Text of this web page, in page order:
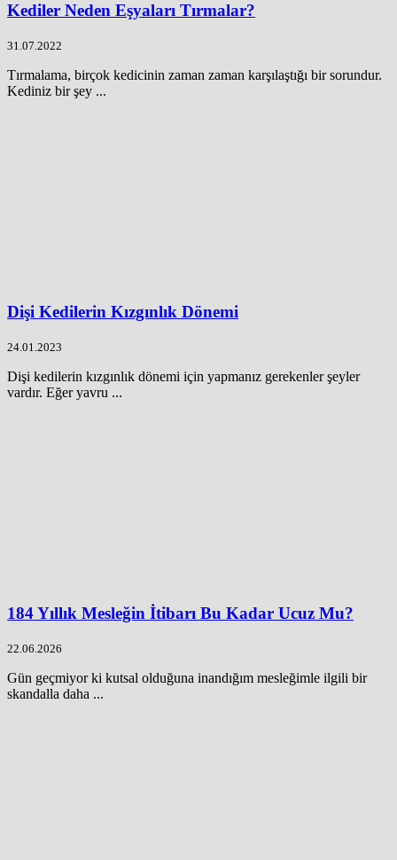
Kediler Neden Eşyaları Tırmalar?
31.07.2022
Tırmalama, birçok kedicinin zaman zaman karşılaştığı bir sorundur.
Kediniz bir şey ...
Dişi Kedilerin Kızgınlık Dönemi
24.01.2023
Dişi kedilerin kızgınlık dönemi için yapmanız gerekenler şeyler
vardır. Eğer yavru ...
184 Yıllık Mesleğin İtibarı Bu Kadar Ucuz Mu?
22.06.2026
Gün geçmiyor ki kutsal olduğuna inandığım mesleğimle ilgili bir
skandalla daha ...